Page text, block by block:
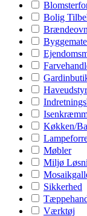
Bolig
Haveudstyr
Køkken/
Møbler
Miljø
Sikkerhed
Værktøj